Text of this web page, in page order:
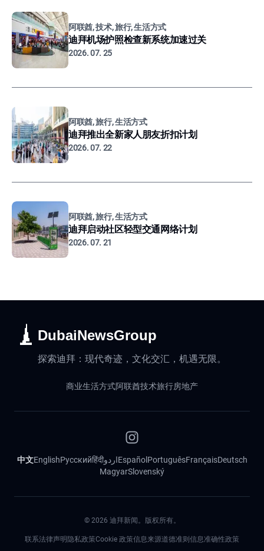
阿联酋, 技术, 旅行, 生活方式
迪拜机场护照检查新系统加速过关
2026. 07. 25
阿联酋, 旅行, 生活方式
迪拜推出全新家人朋友折扣计划
2026. 07. 22
阿联酋, 旅行, 生活方式
迪拜启动社区轻型交通网络计划
2026. 07. 21
DubaiNewsGroup
探索迪拜：现代奇迹，文化交汇，机遇无限。
商业生活方式阿联酋技术旅行房地产
中文EnglishРусскийहिंदीاردوEspañol PortuguêsFrançaisDeutsch
MagyarSlovenský
© 2026 迪拜新闻。版权所有。
联系法律声明 隐私政策Cookie 政策信息来源道德准则 信息准确性政策